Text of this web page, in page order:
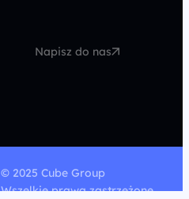
Napisz do nas
© 2025 Cube Group
Wszelkie prawa zastrzeżone